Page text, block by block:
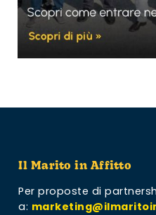
Il Marito in Affitto
Per proposte di
a: